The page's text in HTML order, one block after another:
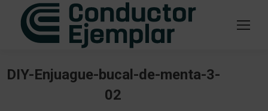
DIY-Enjuague-bucal-de-menta-3-
02